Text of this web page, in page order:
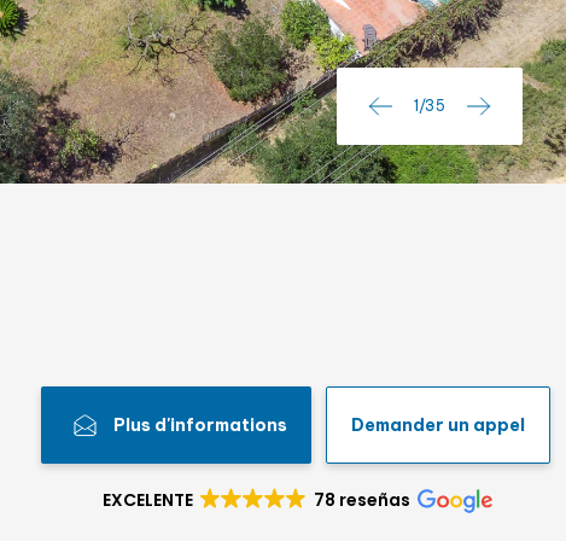
Lic. touristique
2 /35
Plus d'informations Demander un appel
EXCELENTE 78 reseñas